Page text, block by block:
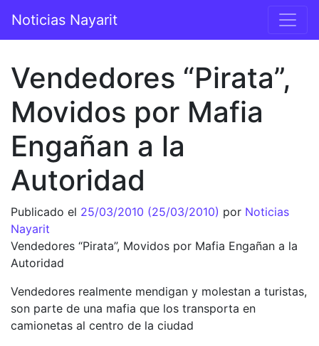
Navegación principal
Noticias Nayarit
Vendedores “Pirata”,
Movidos por Mafia
Engañan a la
Autoridad
Publicado el 25/03/2010 (25/03/2010) por Noticias
Nayarit
Vendedores “Pirata”, Movidos por Mafia Engañan a la
Autoridad
Vendedores realmente mendigan y molestan a turistas,
son parte de una mafia que los transporta en
camionetas al centro de la ciudad